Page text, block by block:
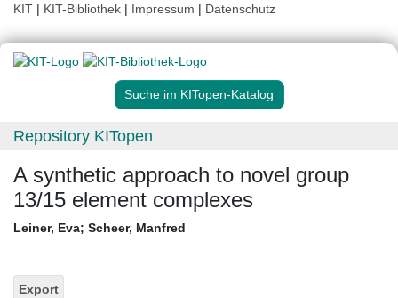
KIT | KIT-Bibliothek | Impressum | Datenschutz
Suche im KITopen-Katalog
Repository KITopen
A synthetic approach to novel group
13/15 element complexes
Leiner, Eva; Scheer, Manfred
Export